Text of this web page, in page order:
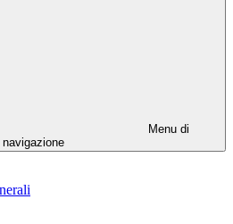
Menu di
navigazione